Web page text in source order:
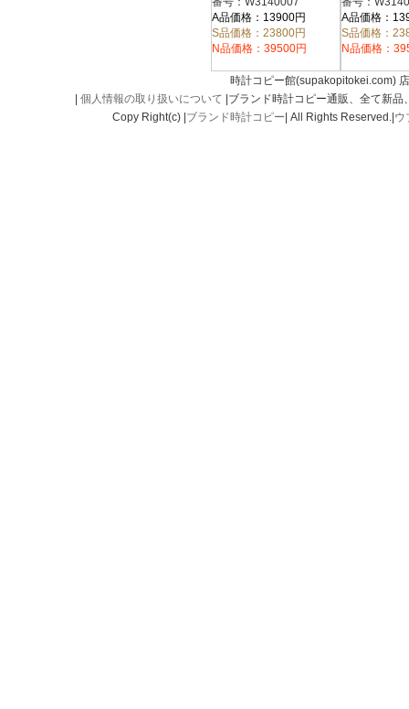
A品価格：13900円
S品価格：23800円
N品価格：39500円
A品価格：
S品価格：
N品価格：
時計コピー館(supakopitokei.com)
個人情報の取り扱いについて |ブランド時計コピー通販、全て新
Copy Right(c) | ブランド時計コピー | All Rights Reserved.| ウ